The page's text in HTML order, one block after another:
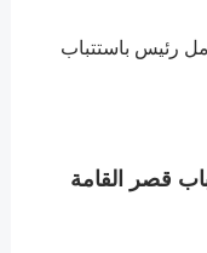
رئيس باستتباب
قصر القامة